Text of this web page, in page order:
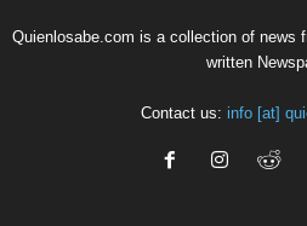
Quienlosabe.com is a collection of news
written
Contact us: info [at]